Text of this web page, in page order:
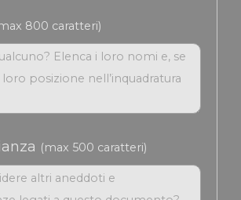
800 caratteri)
(max 500 caratteri)